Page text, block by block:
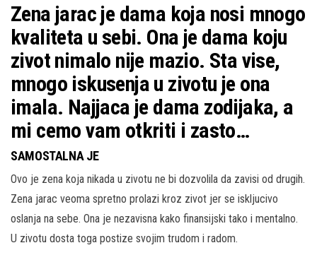
Zena jarac je dama koja nosi mnogo
kvaliteta u sebi. Ona je dama koju
zivot nimalo nije mazio. Sta vise,
mnogo iskusenja u zivotu je ona
imala. Najjaca je dama zodijaka, a
mi cemo vam otkriti i zasto…
SAMOSTALNA JE
Ovo je zena koja nikada u zivotu ne bi dozvolila da zavisi od drugih.
Zena jarac veoma spretno prolazi kroz zivot jer se iskljucivo
oslanja na sebe. Ona je nezavisna kako finansijski tako i mentalno.
U zivotu dosta toga postize svojim trudom i radom.